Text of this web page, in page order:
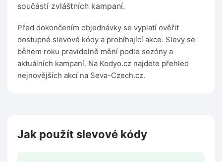
součástí zvláštních kampaní.
Před dokončením objednávky se vyplatí ověřit
dostupné slevové kódy a probíhající akce. Slevy se
během roku pravidelně mění podle sezóny a
aktuálních kampaní. Na Kodyo.cz najdete přehled
nejnovějších akcí na Seva-Czech.cz.
Jak použít slevové kódy